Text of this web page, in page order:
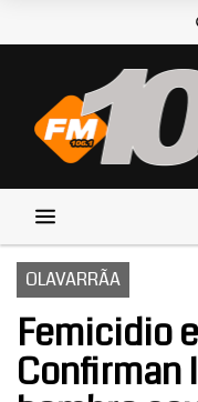
OLAVARRÃA
Femicidio
Confirman